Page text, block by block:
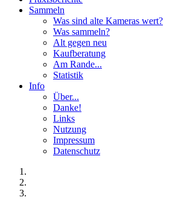
Sammeln
Was sind alte Kameras wert?
Was sammeln?
Alt gegen neu
Kaufberatung
Am Rande...
Statistik
Info
Über...
Danke!
Links
Nutzung
Impressum
Datenschutz